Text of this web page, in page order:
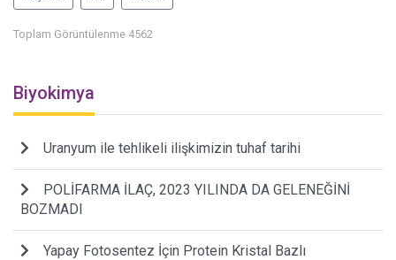
Toplam Görüntülenme 4562
Biyokimya
Uranyum ile tehlikeli ilişkimizin tuhaf tarihi
POLİFARMA İLAÇ, 2023 YILINDA DA GELENEĞİNİ
BOZMADI
Yapay Fotosentez İçin Protein Kristal Bazlı